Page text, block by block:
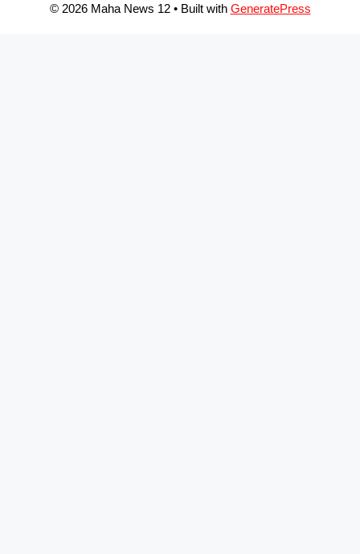
© 2026 Maha News 12• Built with GeneratePress